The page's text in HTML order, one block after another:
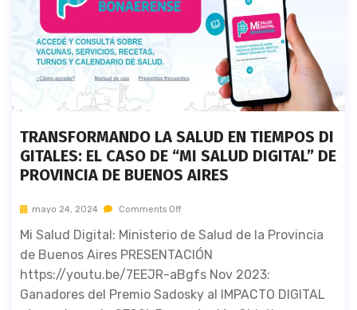
TRANSFORMANDO LA SALUD EN TIEMPOS DI
GITALES: EL CASO DE “MI SALUD DIGITAL” DE
PROVINCIA DE BUENOS AIRES
mayo 24, 2024 Comments Off
Mi Salud Digital: Ministerio de Salud de la Provincia
de Buenos Aires PRESENTACIÓN
https://youtu.be/7EEJR-aBgfs Nov 2023:
Ganadores del Premio Sadosky al IMPACTO DIGITAL